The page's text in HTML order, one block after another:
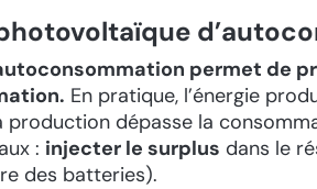
permet de
En pratique, l’énergie
production dépasse la
: injecter le surplus dans le
des batteries).